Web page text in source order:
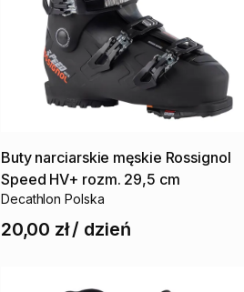
Buty narciarskie męskie Rossignol
Speed HV+ rozm. 29​​,​​5 cm
Decathlon Polska
20,00 zł/ dzień